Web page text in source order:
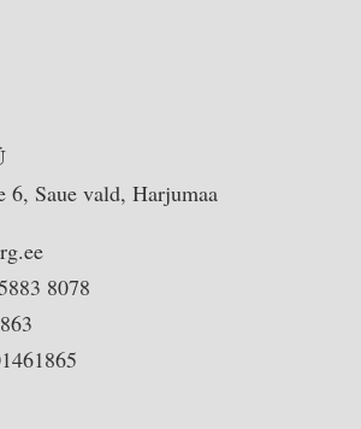
6, Saue vald, Harjumaa
8078